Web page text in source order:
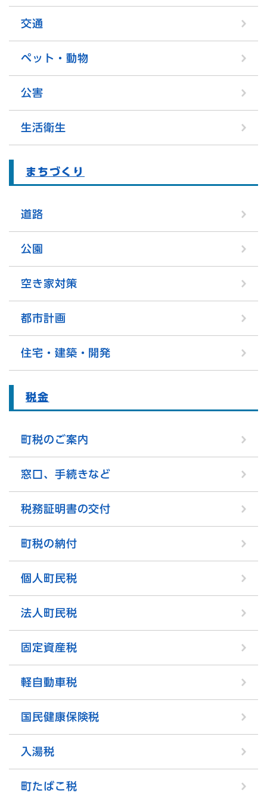
交通
ペット・動物
公害
生活衛生
まちづくり
道路
公園
空き家対策
都市計画
住宅・建築・開発
税金
町税のご案内
窓口、手続きなど
税務証明書の交付
町税の納付
個人町民税
法人町民税
固定資産税
軽自動車税
国民健康保険税
入湯税
町たばこ税